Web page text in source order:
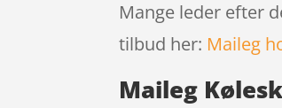
Mange leder efter
tilbud her: Maileg
Maileg